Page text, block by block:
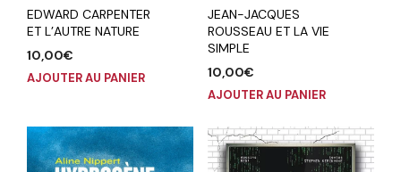
EDWARD CARPENTER
ET L’AUTRE NATURE
10,00€
AJOUTER AU PANIER
JEAN-JACQUES
ROUSSEAU ET LA VIE
SIMPLE
10,00€
AJOUTER AU PANIER